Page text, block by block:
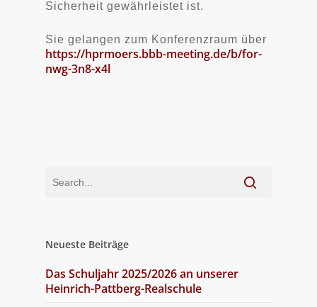
Sicherheit gewährleistet ist.
Sie gelangen zum Konferenzraum über
https://hprmoers.bbb-meeting.de/b/for-
nwg-3n8-x4l
Neueste Beiträge
Das Schuljahr 2025/2026 an unserer
Heinrich-Pattberg-Realschule